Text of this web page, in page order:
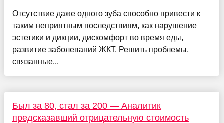
Отсутствие даже одного зуба способно привести к
таким неприятным последствиям, как нарушение
эстетики и дикции, дискомфорт во время еды,
развитие заболеваний ЖКТ. Решить проблемы,
связанные...
Был за 80, стал за 200 — Аналитик
предсказавший отрицательную стоимость